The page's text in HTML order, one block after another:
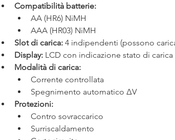
Compatibilità batterie:
AA (HR6) NiMH
AAA (HR03) NiMH
Slot di carica: 4 indipendenti (possono
Display: LCD con indicazione stato di
Modalità di carica:
Corrente controllata
Spegnimento automatico ΔV
Protezioni:
Contro sovraccarico
Surriscaldamento